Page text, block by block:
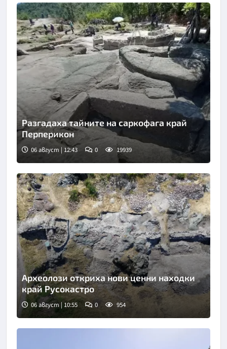
Снимка: Bulgaria ON AIR
Разгадаха тайните на саркофага край
Перперикон
06 август | 12:43 0 19939
Археолози откриха нови ценни находки
край Русокастро
06 август | 10:55 0 954